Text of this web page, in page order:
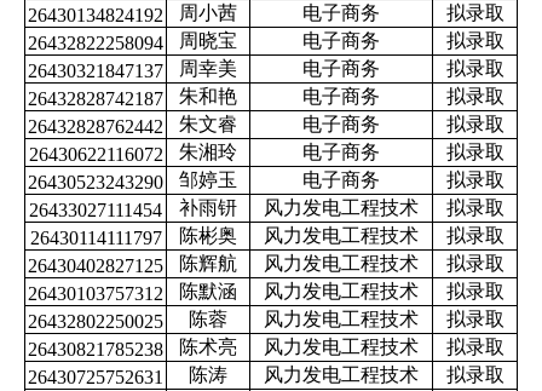
26430134824192
周小茜 电子商务
拟录取
26432822258094
周晓宝 电子商务
拟录取
26430321847137
周幸美 电子商务
拟录取
26432828742187
朱和艳 电子商务
拟录取
26432828762442
朱文睿 电子商务
拟录取
26430622116072
朱湘玲 电子商务
拟录取
26430523243290
邹婷玉 电子商务
拟录取
26433027111454
补雨钘 风力发电工程技术
拟录取
26430114111797
陈彬奥 风力发电工程技术
拟录取
26430402827125
陈辉航 风力发电工程技术
拟录取
26430103757312
陈默涵 风力发电工程技术
拟录取
26432802250025
陈蓉 风力发电工程技术
拟录取
26430821785238
陈术亮 风力发电工程技术
拟录取
26430725752631
陈涛 风力发电工程技术
拟录取